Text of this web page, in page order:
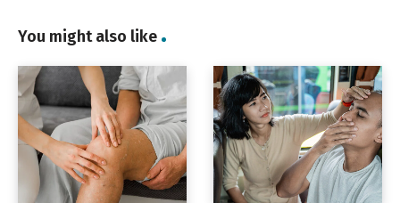
You might also like